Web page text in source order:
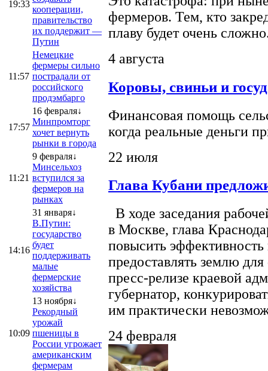
19:33
кооперации,
правительство
их поддержит —
Путин
11:57
Немецкие
фермеры сильно
пострадали от
российского
продэмбарго
17:57
16 февраля↓
Минпромторг
хочет вернуть
рынки в города
11:21
9 февраля↓
Минсельхоз
вступился за
фермеров на
рынках
14:16
31 января↓
В.Путин:
государство
будет
поддерживать
малые
фермерские
хозяйства
10:09
13 ноября↓
Рекордный
урожай
пшеницы в
России угрожает
американским
фермерам
фермеров. Тем, кто
плаву будет очень
4 августа
Коровы, свиньи и
Финансовая помощь
когда реальные деньги
22 июля
Глава Кубани
В ходе заседания
в Москве, глава
повысить эффективность
предоставлять землю
пресс-релизе краевой
губернатор,
им практически
24 февраля